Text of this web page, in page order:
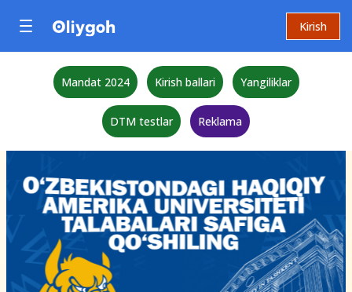
Kirish
Mandat 2024 Kirish ballari Yangiliklar
DTM testlar Reklama